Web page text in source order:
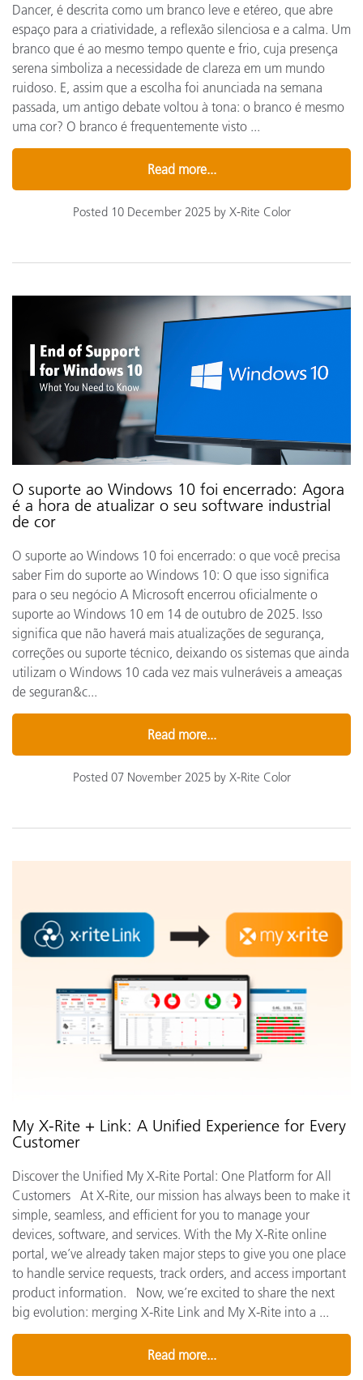
Dancer, é descrita como um branco leve e etéreo, que abre
espaço para a criatividade, a reflexão silenciosa e a calma. Um
branco que é ao mesmo tempo quente e frio, cuja presença
serena simboliza a necessidade de clareza em um mundo
ruidoso. E, assim que a escolha foi anunciada na semana
passada, um antigo debate voltou à tona: o branco é mesmo
uma cor? O branco é frequentemente visto ...
Read more...
Posted 10 December 2025 by X-Rite Color
O suporte ao Windows 10 foi encerrado: Agora
é a hora de atualizar o seu software industrial
de cor
O suporte ao Windows 10 foi encerrado: o que você precisa
saber Fim do suporte ao Windows 10: O que isso significa
para o seu negócio A Microsoft encerrou oficialmente o
suporte ao Windows 10 em 14 de outubro de 2025. Isso
significa que não haverá mais atualizações de segurança,
correções ou suporte técnico, deixando os sistemas que ainda
utilizam o Windows 10 cada vez mais vulneráveis a ameaças
de seguran&c...
Read more...
Posted 07 November 2025 by X-Rite Color
My X-Rite + Link: A Unified Experience for Every
Customer
Discover the Unified My X-Rite Portal: One Platform for All
Customers At X-Rite, our mission has always been to make it
simple, seamless, and efficient for you to manage your
devices, software, and services. With the My X-Rite online
portal, we’ve already taken major steps to give you one place
to handle service requests, track orders, and access important
product information. Now, we’re excited to share the next
big evolution: merging X-Rite Link and My X-Rite into a ...
Read more...